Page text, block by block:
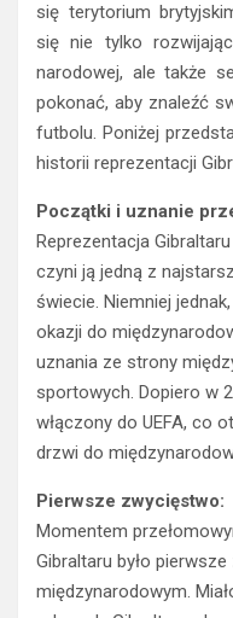
się terytorium
się nie tylko
narodowej, ale także
pokonać, aby znaleźć
futbolu. Poniżej
historii reprezentacji
Początki i uznanie
Reprezentacja
czyni ją jedną z
świecie. Niemniej
okazji do
uznania ze strony
sportowych. Dopiero w
włączony do UEFA, co
drzwi do
Pierwsze zwycięstwo:
Momentem
Gibraltaru było
międzynarodowym.